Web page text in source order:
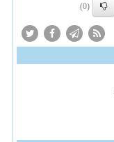
(0)